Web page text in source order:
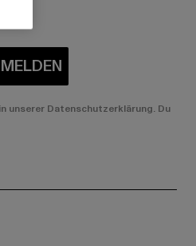
unserer Datenschutzerklärung. Du